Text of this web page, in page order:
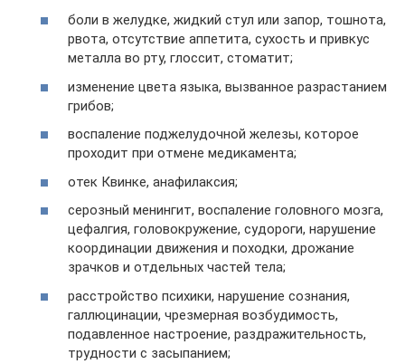
боли в желудке, жидкий стул или запор, тошнота,
рвота, отсутствие аппетита, сухость и привкус
металла во рту, глоссит, стоматит;
изменение цвета языка, вызванное разрастанием
грибов;
воспаление поджелудочной железы, которое
проходит при отмене медикамента;
отек Квинке, анафилаксия;
серозный менингит, воспаление головного мозга,
цефалгия, головокружение, судороги, нарушение
координации движения и походки, дрожание
зрачков и отдельных частей тела;
расстройство психики, нарушение сознания,
галлюцинации, чрезмерная возбудимость,
подавленное настроение, раздражительность,
трудности с засыпанием;